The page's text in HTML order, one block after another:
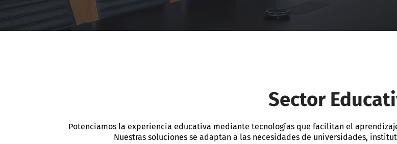
Sector
Potenciamos la experiencia educativa mediante tecnologías que facilitan el
Nuestras soluciones se adaptan a las necesidades de universidades,